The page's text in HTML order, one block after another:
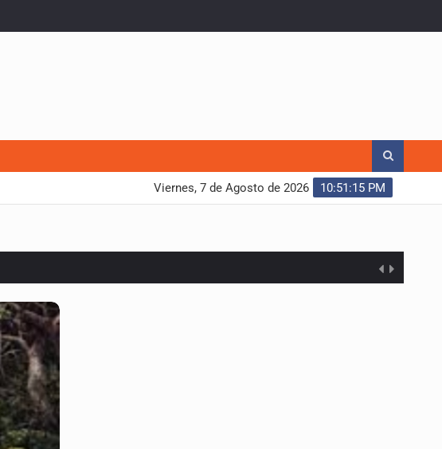
10:51:16 PM
Viernes, 7 de Agosto de 2026